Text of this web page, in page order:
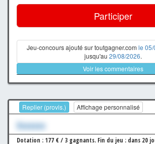
Participer
Jeu-concours ajouté sur toutgagner.com le
jusqu'au 29/08/2026.
Voir les commentaires
Replier (provis.) Affichage personnalisé
Xxxxxxx
Dotation : 177 € / 3 gagnants. Fin du jeu : dans 20